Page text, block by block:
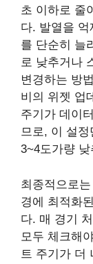
초 이하로 줄
다. 발열을 억
를 단순히 늘
로 낮추거나
변경하는 방
비의 위젯 업
주기가 데이
므로, 이 설
3~4도가량
최종적으로
경에 최적화
다. 매 경기
모두 체크해
트 주기가 더